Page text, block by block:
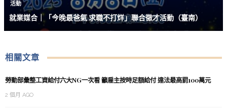
活動
就業媒合｜「今晚最爸氣 求職不打烊」聯合徵才活動（臺南）
相關文章
勞動部彙整工資給付六大NG一次看 籲雇主按時足額給付 違法最高罰100萬元
2 個月 AGO